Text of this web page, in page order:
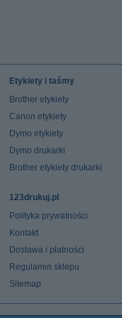
Etykiety i taśmy
Brother etykiety
Canon etykiety
Dymo etykiety
Dymo drukarki
Brother etykiety drukarki
123drukuj.pl
Polityka prywatności
Kontakt
Dostawa i płatności
Regulamin sklepu
Sitemap